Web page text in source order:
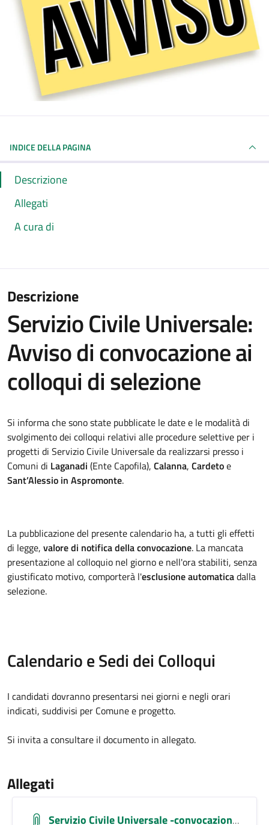
INDICE DELLA PAGINA
Descrizione
Allegati
A cura di
Descrizione
Servizio Civile Universale:
Avviso di convocazione ai
colloqui di selezione
Si informa che sono state pubblicate le date e le modalità di
svolgimento dei colloqui relativi alle procedure selettive per i
progetti di Servizio Civile Universale da realizzarsi presso i
Comuni di Laganadi (Ente Capofila), Calanna, Cardetoe
Sant’Alessio in Aspromonte.
La pubblicazione del presente calendario ha, a tutti gli effetti
di legge, valore di notifica della convocazione. La mancata
presentazione al colloquio nel giorno e nell'ora stabiliti, senza
giustificato motivo, comporterà l'esclusione automaticadalla
selezione.
Calendario e Sedi dei Colloqui
I candidati dovranno presentarsi nei giorni e negli orari
indicati, suddivisi per Comune e progetto.
Si invita a consultare il documento in allegato.
Allegati
Servizio Civile Universale -convocazione Colloquio